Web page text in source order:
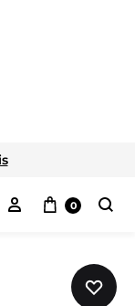
Mon compte
Panier
0